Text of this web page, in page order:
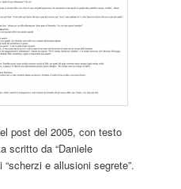
post del 2005, con testo
scritto da “Daniele
e allusioni segrete”.